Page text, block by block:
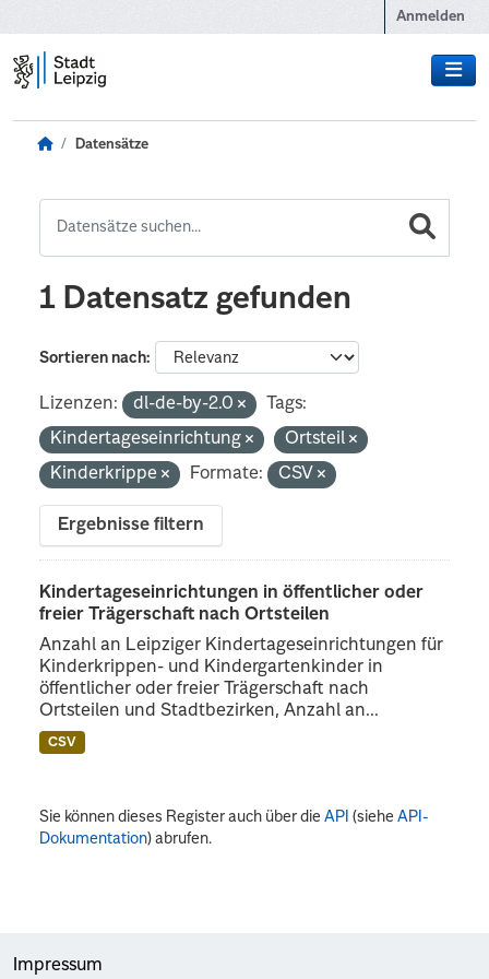
Anmelden
Datensätze
1 Datensatz gefunden
Sortieren nach
Lizenzen: dl-de-by-2.0
Tags:
Kindertageseinrichtung
Ortsteil
Kinderkrippe
Formate: CSV
Ergebnisse filtern
Kindertageseinrichtungen in öffentlicher oder
freier Trägerschaft nach Ortsteilen
Anzahl an Leipziger Kindertageseinrichtungen für
Kinderkrippen- und Kindergartenkinder in
öffentlicher oder freier Trägerschaft nach
Ortsteilen und Stadtbezirken, Anzahl an...
CSV
Sie können dieses Register auch über dieAPI (sieheAPI-
Dokumentation) abrufen.
Impressum